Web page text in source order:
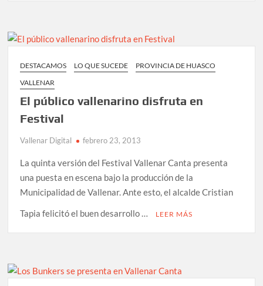
DESTACAMOS LO QUE SUCEDE
PROVINCIA DE HUASCO
VALLENAR
El público vallenarino disfruta en
Festival
Vallenar Digital febrero 23, 2013
La quinta versión del Festival Vallenar Canta presenta
una puesta en escena bajo la producción de la
Municipalidad de Vallenar. Ante esto, el alcalde Cristian
Tapia felicitó el buen desarrollo …
LEER MÁS